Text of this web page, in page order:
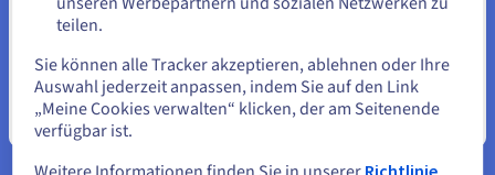
Sie sind bereit?
Account erstellen und im
Handumdrehen Dienste starten
Eine andere Website wählen
Schließen
teilen.
Sie können alle Tracker akzeptieren, ablehnen oder Ihre
Auswahl jederzeit anpassen, indem Sie auf den Link
„Meine Cookies verwalten“ klicken, der am Seitenende
verfügbar ist.
Richtlinie